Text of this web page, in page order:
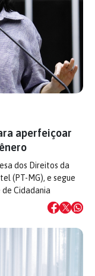
aperfeiçoar
dos Direitos da
(PT-MG), e segue
Cidadania